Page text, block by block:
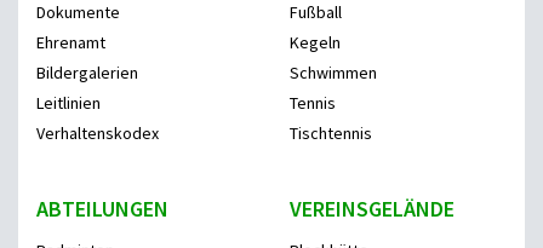
Dokumente
Ehrenamt
Bildergalerien
Leitlinien
Verhaltenskodex
Fußball
Kegeln
Schwimmen
Tennis
Tischtennis
ABTEILUNGEN VEREINSGELÄNDE